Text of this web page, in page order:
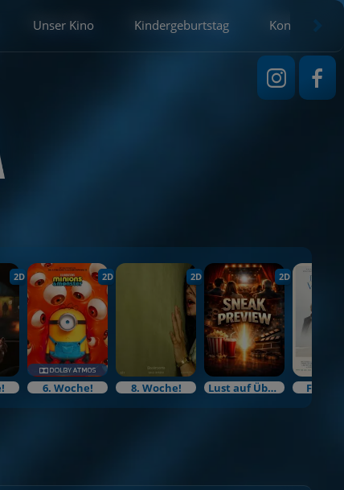
Unser Kino Kindergeburtstag Kontakt
2D 2D
6. Woche!
2D
8. Woche!
2D
Lust auf Überraschung?